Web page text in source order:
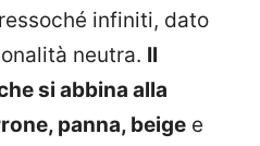
infiniti, dato
neutra. Il
si abbina alla
panna, beige e